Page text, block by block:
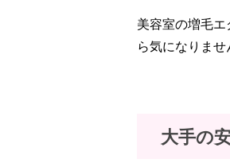
美容室の増毛
ら気になりませ
大手の